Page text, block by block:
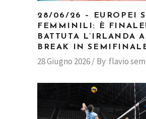
28/06/26 – EUROPEI
FEMMINILI: È
BATTUTA L’IRLANDA
BREAK IN
28 Giugno 2026 By flavio